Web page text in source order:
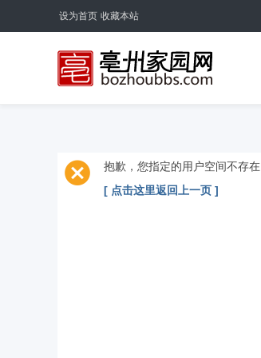
设为首页 收藏本站
抱歉，您指定的用户空间不存在
[ 点击这里返回上一页 ]